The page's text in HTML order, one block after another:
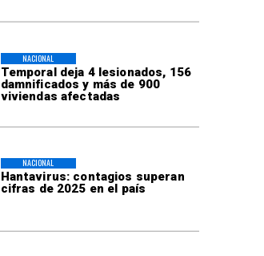
Temporal deja 4 lesionados, 156
damnificados y más de 900
viviendas afectadas
NACIONAL
Hantavirus: contagios superan
cifras de 2025 en el país
NACIONAL